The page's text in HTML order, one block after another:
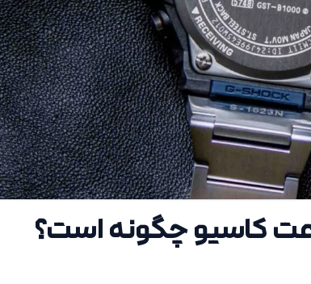
کاسیو چگونه است؟